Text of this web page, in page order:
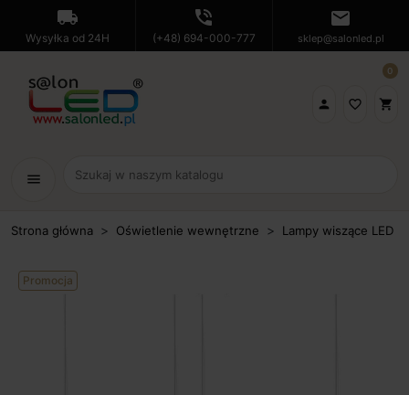
local_shipping
Wysyłka od 24H
phone_in_talk
(+48) 694-000-777
mail
sklep@salonled.pl
 favorite_border shopping_cart
0
menu
Strona główna Oświetlenie wewnętrzne Lampy wiszące LED
Promocja